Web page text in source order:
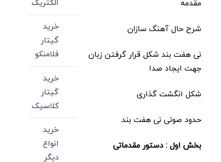
مقدمه
شرح حال آهنگ سازان
نی هفت بند شکل قرار گرفتن زبان
جهت ایجاد صدا
شکل انگشت گذاری
حدود صوتی نی هفت بند
بخش اول : دستور مقدماتی
الکتریک
خرید
گیتار
فلامنکو
خرید
گیتار
کلاسیک
خرید
انواع
دیگر